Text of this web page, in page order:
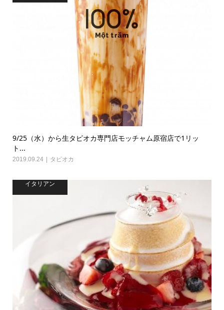
9/25（水）から生タピオカ専門店モッチャム原宿店で1リッ
ト...
2019.09.24 タピオカ
イタリアン